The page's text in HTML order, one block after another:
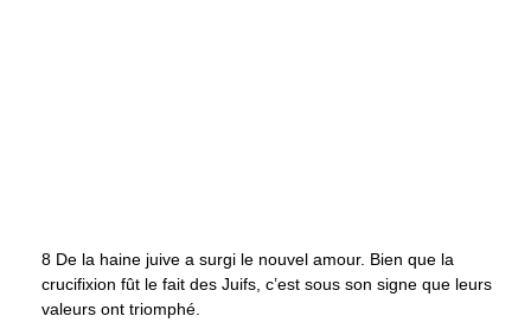
8 De la haine juive a surgi le nouvel amour. Bien que la
crucifixion fût le fait des Juifs, c’est sous son signe que leurs
valeurs ont triomphé.